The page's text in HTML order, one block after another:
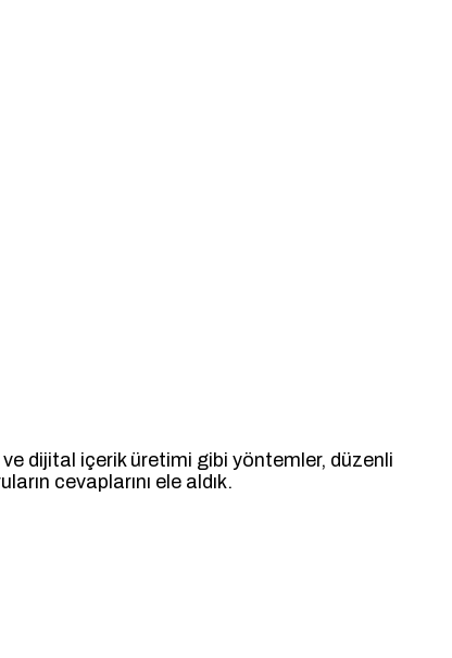
dijital içerik üretimi gibi yöntemler, düzenli
cevaplarını ele aldık.